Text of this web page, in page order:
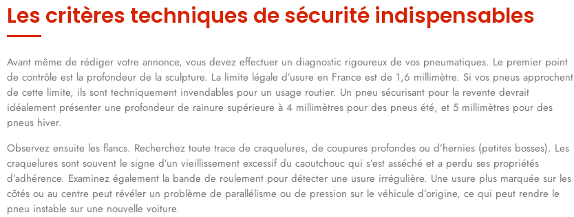
Les critères techniques de sécurité indispensables
Avant même de rédiger votre annonce, vous devez effectuer un diagnostic rigoureux de vos pneumatiques. Le premier point
de contrôle est la profondeur de la sculpture. La limite légale d’usure en France est de 1,6 millimètre. Si vos pneus approchent
de cette limite, ils sont techniquement invendables pour un usage routier. Un pneu sécurisant pour la revente devrait
idéalement présenter une profondeur de rainure supérieure à 4 millimètres pour des pneus été, et 5 millimètres pour des
pneus hiver.
Observez ensuite les flancs. Recherchez toute trace de craquelures, de coupures profondes ou d’hernies (petites bosses). Les
craquelures sont souvent le signe d’un vieillissement excessif du caoutchouc qui s’est asséché et a perdu ses propriétés
d’adhérence. Examinez également la bande de roulement pour détecter une usure irrégulière. Une usure plus marquée sur les
côtés ou au centre peut révéler un problème de parallélisme ou de pression sur le véhicule d’origine, ce qui peut rendre le
pneu instable sur une nouvelle voiture.